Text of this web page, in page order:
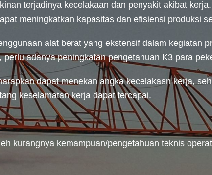
terjadinya kecelakaan dan penyakit akibat
meningkatkan kapasitas dan efisiensi produksi
alat berat yang ekstensif dalam kegiatan
adanya peningkatan pengetahuan K3 para
dapat menekan angka kecelakaan kerja,
keselamatan kerja dapat tercapai.
kurangnya kemampuan/pengetahuan teknis